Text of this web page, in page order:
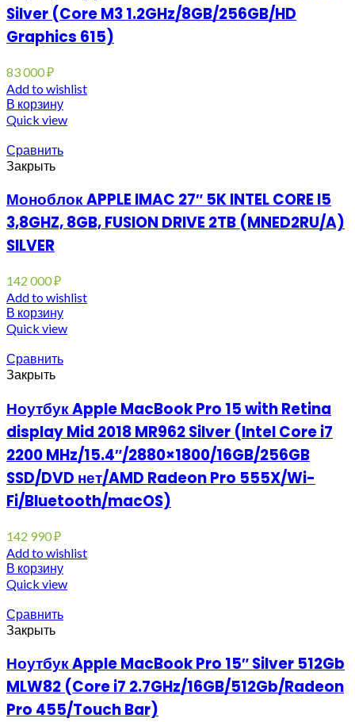
Silver (Core M3 1.2GHz/8GB/256GB/HD
Graphics 615)
83 000₽
Add to wishlist
В корзину
Quick view
Сравнить
Закрыть
Моноблок APPLE IMAC 27″ 5K INTEL CORE I5
3,8GHZ, 8GB, FUSION DRIVE 2TB (MNED2RU/A)
SILVER
142 000₽
Add to wishlist
В корзину
Quick view
Сравнить
Закрыть
Ноутбук Apple MacBook Pro 15 with Retina
display Mid 2018 MR962 Silver (Intel Core i7
2200 MHz/15.4″/2880×1800/16GB/256GB
SSD/DVD нет/AMD Radeon Pro 555X/Wi-
Fi/Bluetooth/macOS)
142 990₽
Add to wishlist
В корзину
Quick view
Сравнить
Закрыть
Ноутбук Apple MacBook Pro 15″ Silver 512Gb
MLW82 (Core i7 2.7GHz/16GB/512Gb/Radeon
Pro 455/Touch Bar)